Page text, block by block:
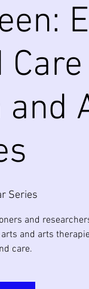
Series
and
and arts
care.